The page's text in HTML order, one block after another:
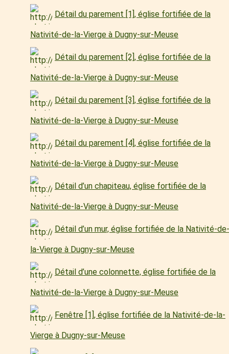
Détail du parement [1], église fortifiée de la
Nativité-de-la-Vierge à Dugny-sur-Meuse
Détail du parement [2], église fortifiée de la
Nativité-de-la-Vierge à Dugny-sur-Meuse
Détail du parement [3], église fortifiée de la
Nativité-de-la-Vierge à Dugny-sur-Meuse
Détail du parement [4], église fortifiée de la
Nativité-de-la-Vierge à Dugny-sur-Meuse
Détail d’un chapiteau, église fortifiée de la
Nativité-de-la-Vierge à Dugny-sur-Meuse
Détail d’un mur, église fortifiée de la Nativité-de-
la-Vierge à Dugny-sur-Meuse
Détail d’une colonnette, église fortifiée de la
Nativité-de-la-Vierge à Dugny-sur-Meuse
Fenêtre [1], église fortifiée de la Nativité-de-la-
Vierge à Dugny-sur-Meuse